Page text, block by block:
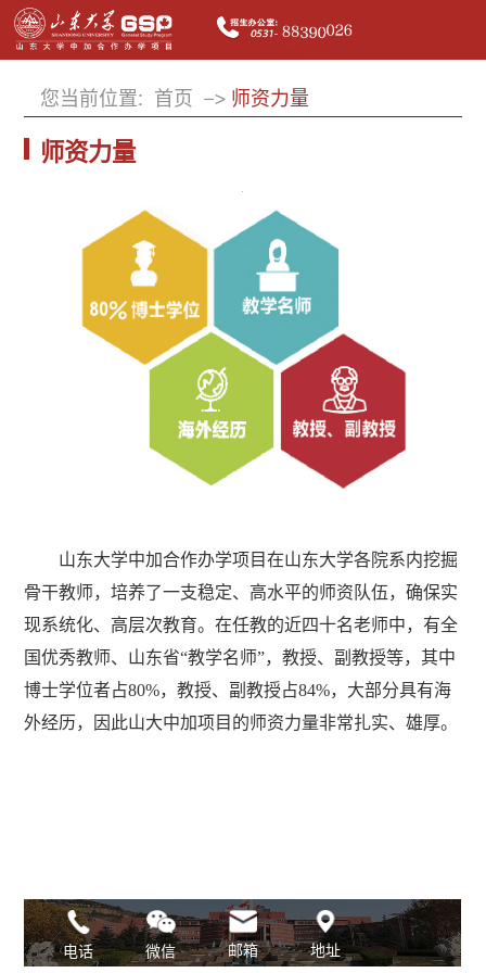
您当前位置: 首页 师资力量
师资力量
山东大学中加合作办学项目在山东大学各院系内挖掘
骨干教师，培养了一支稳定、高水平的师资队伍，确保实
现系统化、高层次教育。在任教的近四十名老师中，有全
国优秀教师、山东省“教学名师”，教授、副教授等，其中
博士学位者占80%，教授、副教授占84%，大部分具有海
外经历，因此山大中加项目的师资力量非常扎实、雄厚。
电话 微信 邮箱 地址